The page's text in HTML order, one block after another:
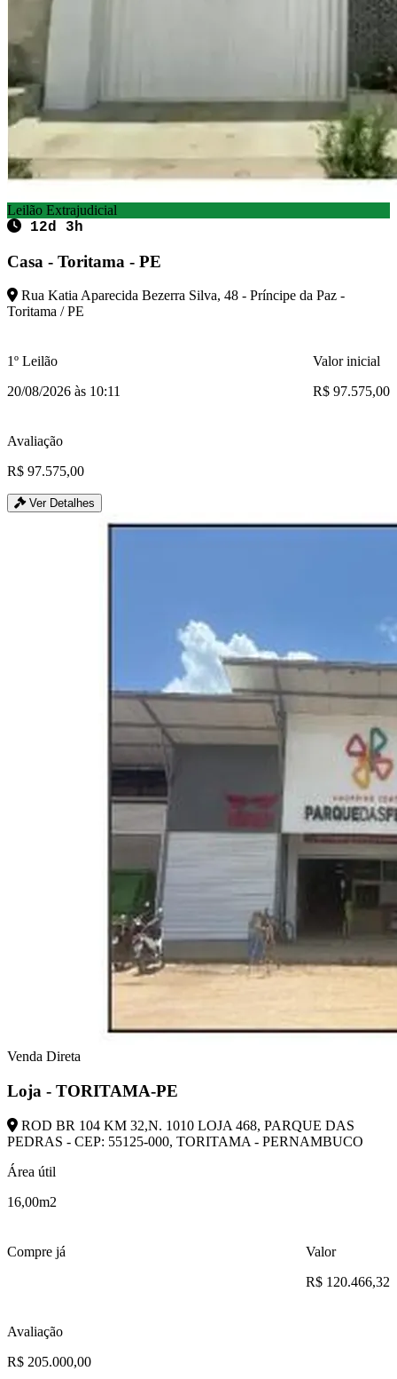
Leilão Extrajudicial
12d 3h
Casa - Toritama - PE
Rua Katia Aparecida Bezerra Silva, 48 - Príncipe da Paz -
Toritama / PE
1º Leilão
20/08/2026 às 10:11
Valor inicial
R$ 97.575,00
Avaliação
R$ 97.575,00
Ver Detalhes
Venda Direta
Loja - TORITAMA-PE
ROD BR 104 KM 32,N. 1010 LOJA 468, PARQUE DAS
PEDRAS - CEP: 55125-000, TORITAMA - PERNAMBUCO
Área útil
16,00m2
Compre já
Valor
R$ 120.466,32
Avaliação
R$ 205.000,00